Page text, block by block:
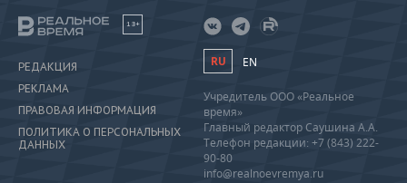
18+
РЕДАКЦИЯ
РЕКЛАМА
ПРАВОВАЯ ИНФОРМАЦИЯ
ПОЛИТИКА О ПЕРСОНАЛЬНЫХ
ДАННЫХ
RU EN
Учредитель ООО «Реальное
время»
Главный редактор Саушина А.А.
Телефон редакции: +7 (843) 222-
90-80
info@realnoevremya.ru